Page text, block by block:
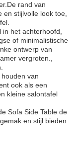
rand van
stijlvolle look toe,
het achterhoofd,
of minimalistische
ontwerp van
vergroten.,
van
ook als een
kleine salontafel
Sofa Side Table de
en stijl bieden